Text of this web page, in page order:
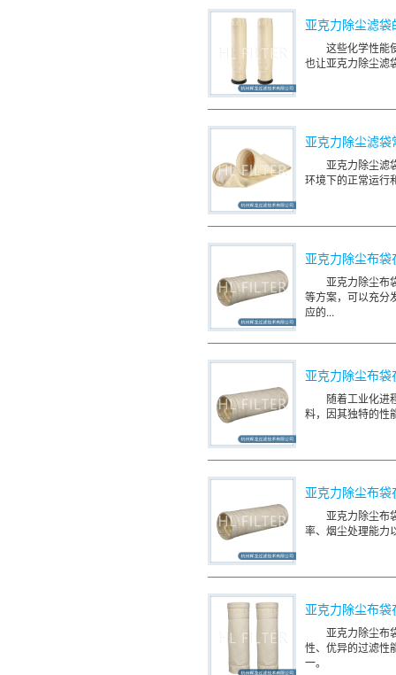
亚克力除尘滤
这些化学性能
也让亚克力除尘滤
亚克力除尘滤
亚克力除尘滤
环境下的正常运行
亚克力除尘布
亚克力除尘布
等方案，可以充分
应的...
亚克力除尘布
随着工业化进
料，因其独特的性
亚克力除尘布
亚克力除尘布
率、烟尘处理能力
亚克力除尘布
亚克力除尘布
性、优异的过滤性
一。